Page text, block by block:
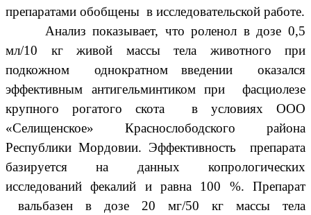
препаратами обобщены в исследовательской работе.
Анализ показывает, что роленол в дозе 0,5
мл/10 кг живой массы тела животного при
подкожном однократном введении оказался
эффективным антигельминтиком при фасциолезе
крупного рогатого скота в условиях ООО
«Селищенское» Краснослободского района
Республики Мордовии. Эффективность препарата
базируется на данных копрологических
исследований фекалий и равна 100 %. Препарат
вальбазен в дозе 20 мг/50 кг массы тела